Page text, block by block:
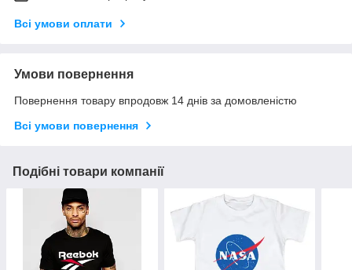
Всі умови оплати
Умови повернення
Повернення товару впродовж 14 днів за домовленістю
Всі умови повернення
Подібні товари компанії